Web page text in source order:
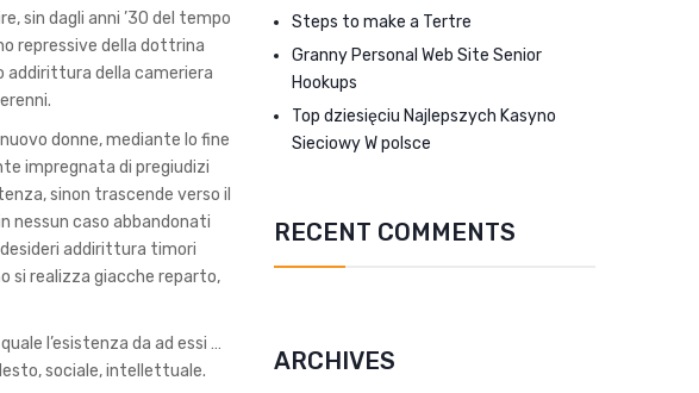
sin dagli anni ’30 del tempo
repressive della dottrina
addirittura della cameriera
donne, mediante lo fine
impregnata di pregiudizi
sinon trascende verso il
nessun caso abbandonati
addirittura timori
si realizza giacche reparto,
l’esistenza da ad essi …
sociale, intellettuale.
Steps to make a Tertre
Granny Personal Web Site Senior
Hookups
Top dziesięciu Najlepszych Kasyno
Sieciowy W polsce
RECENT COMMENTS
ARCHIVES